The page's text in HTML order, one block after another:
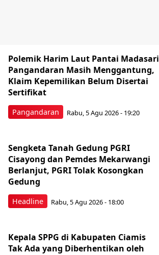
Pangandaran
Polemik Harim Laut Pantai Madasari
Pangandaran Masih Menggantung,
Klaim Kepemilikan Belum Disertai
Sertifikat
Rabu, 5 Agu 2026 - 19:20
Headline
Sengketa Tanah Gedung PGRI
Cisayong dan Pemdes Mekarwangi
Berlanjut, PGRI Tolak Kosongkan
Gedung
Rabu, 5 Agu 2026 - 18:00
Kepala SPPG di Kabupaten Ciamis
Tak Ada yang Diberhentikan oleh